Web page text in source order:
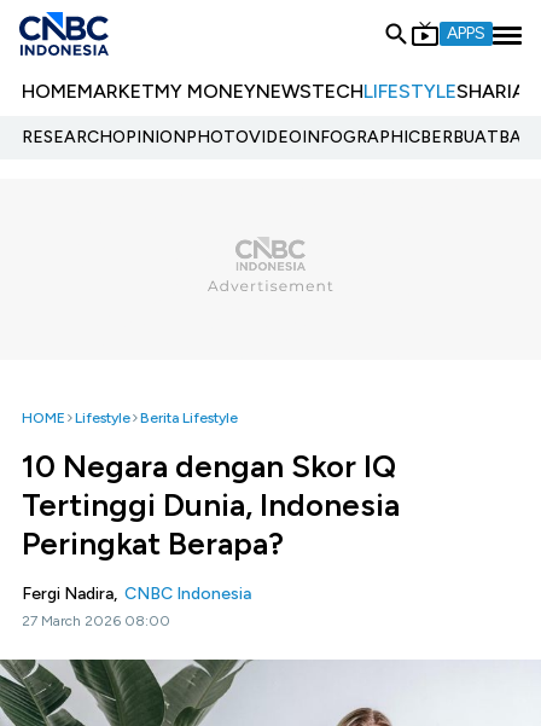
APPS
HOMEMARKETMY MONEYNEWSTECHLIFESTYLESHARIA
RESEARCHOPINIONPHOTOVIDEOINFOGRAPHIC
HOME Lifestyle Berita Lifestyle
10 Negara dengan Skor IQ
Tertinggi Dunia, Indonesia
Peringkat Berapa?
Fergi Nadira, CNBC Indonesia
27 March 2026 08:00